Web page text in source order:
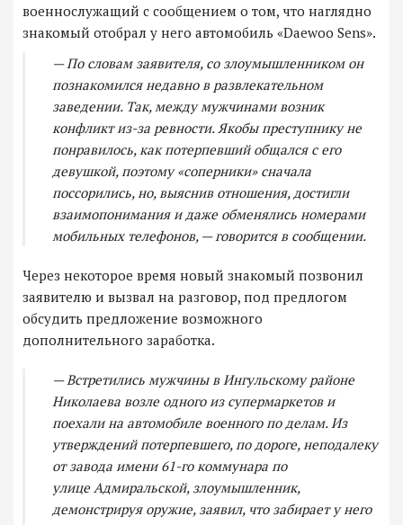
военнослужащий с сообщением о том, что наглядно
знакомый отобрал у него автомобиль «Daewoo Sens».
— По словам заявителя, со злоумышленником он
познакомился недавно в развлекательном
заведении. Так, между мужчинами возник
конфликт из-за ревности. Якобы преступнику не
понравилось, как потерпевший общался с его
девушкой, поэтому «соперники» сначала
поссорились, но, выяснив отношения, достигли
взаимопонимания и даже обменялись номерами
мобильных телефонов, — говорится в сообщении.
Через некоторое время новый знакомый позвонил
заявителю и вызвал на разговор, под предлогом
обсудить предложение возможного
дополнительного заработка.
— Встретились мужчины в Ингульскому районе
Николаева возле одного из супермаркетов и
поехали на автомобиле военного по делам. Из
утверждений потерпевшего, по дороге, неподалеку
от завода имени 61-го коммунара по
улице Адмиральской, злоумышленник,
демонстрируя оружие, заявил, что забирает у него